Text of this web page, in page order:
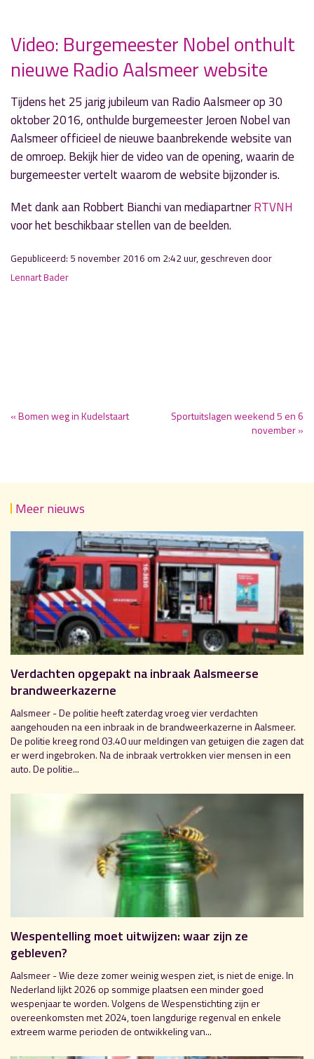
« Vorig nieuwsbericht
4 november 2016
» Volgend nieuwsbericht
Sportuitslagen weekend 5 en 6 november
6 november 2016
Video: Burgemeester Nobel onthult
nieuwe Radio Aalsmeer website
Tijdens het 25 jarig jubileum van Radio Aalsmeer op 30
oktober 2016, onthulde burgemeester Jeroen Nobel van
Aalsmeer officieel de nieuwe baanbrekende website van
de omroep. Bekijk hier de video van de opening, waarin de
burgemeester vertelt waarom de website bijzonder is.
Met dank aan Robbert Bianchi van mediapartnerRTVNH
voor het beschikbaar stellen van de beelden.
Gepubliceerd: 5 november 2016 om 2:42 uur, geschreven door
Lennart Bader
« Bomen weg in Kudelstaart
Sportuitslagen weekend 5 en 6
november »
Meer nieuws
Verdachten opgepakt na inbraak Aalsmeerse
brandweerkazerne
Aalsmeer - De politie heeft zaterdag vroeg vier verdachten
aangehouden na een inbraak in de brandweerkazerne in Aalsmeer.
De politie kreeg rond 03.40 uur meldingen van getuigen die zagen dat
er werd ingebroken. Na de inbraak vertrokken vier mensen in een
auto. De politie...
Wespentelling moet uitwijzen: waar zijn ze
gebleven?
Aalsmeer - Wie deze zomer weinig wespen ziet, is niet de enige. In
Nederland lijkt 2026 op sommige plaatsen een minder goed
wespenjaar te worden. Volgens de Wespenstichting zijn er
overeenkomsten met 2024, toen langdurige regenval en enkele
extreem warme perioden de ontwikkeling van...